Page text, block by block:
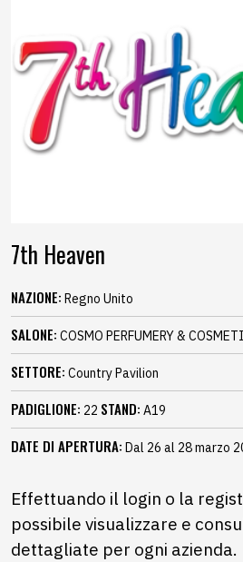
7th Heaven
NAZIONE: Regno Unito
SALONE: COSMO PERFUMERY &
SETTORE: Country Pavilion
PADIGLIONE: 22 STAND: A19
DATE DI APERTURA: Dal 26 al 28 marzo
Effettuando il login o la
possibile visualizzare e
dettagliate per ogni azienda.